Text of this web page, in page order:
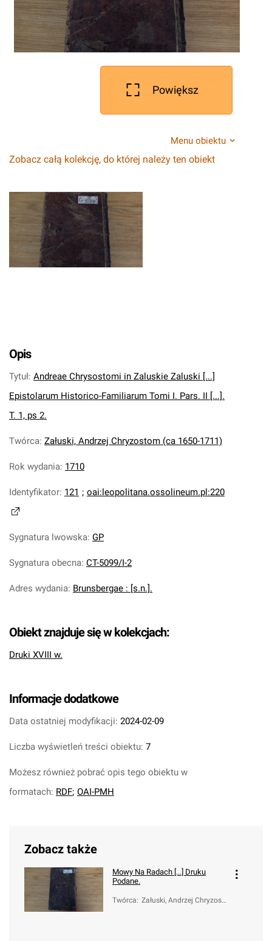
Powiększ
Menu obiektu
Zobacz całą kolekcję, do której należy ten obiekt
Opis
Tytuł: Andreae Chrysostomi in Zaluskie Zaluski [...]
Epistolarum Historico-Familiarum Tomi I. Pars. II [...].
T. 1, ps 2.
Twórca: Załuski, Andrzej Chryzostom (ca 1650-1711)
Rok wydania: 1710
Identyfikator: 121 ; oai:leopolitana.ossolineum.pl:220
Sygnatura lwowska: GP
Sygnatura obecna: CT-5099/I-2
Adres wydania: Brunsbergae : [s.n.].
Obiekt znajduje się w kolekcjach:
Druki XVIII w.
Informacje dodatkowe
Data ostatniej modyfikacji: 2024-02-09
Liczba wyświetleń treści obiektu: 7
Możesz również pobrać opis tego obiektu w
formatach: RDF; OAI-PMH
Zobacz także
Mowy Na Radach [...] Druku
Podane.
Twórca: Załuski, Andrzej Chryzost